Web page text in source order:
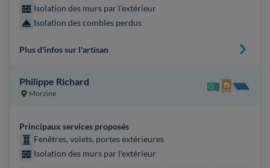
Isolation des murs par l'extérieur
Isolation des combles perdus
Plus d'infos sur l'artisan
Philippe Richard
Morzine
Principaux services proposés
Fenêtres, volets, portes extérieures
Isolation des murs par l'extérieur